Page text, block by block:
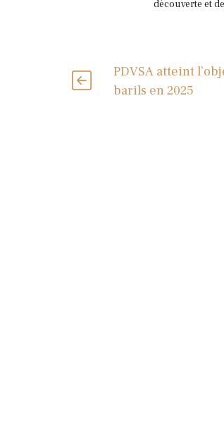
découverte et
PDVSA atteint
barils en 2025